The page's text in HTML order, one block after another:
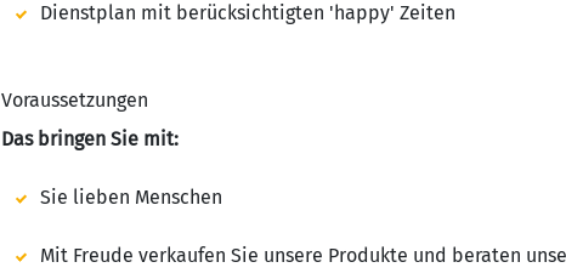
Dienstplan mit berücksichtigten 'happy' Zeiten
Voraussetzungen
Das bringen Sie mit:
Sie lieben Menschen
Mit Freude verkaufen Sie unsere Produkte und beraten